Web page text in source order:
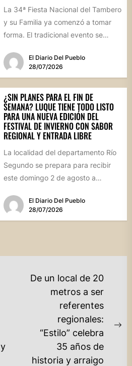
La 34ª Fiesta Nacional del Tambero
y su Familia ya comenzó a tomar
forma. El tradicional evento se
El Diario Del Pueblo
28/07/2026
¿SIN PLANES PARA EL FIN DE
SEMANA? LUQUE TIENE TODO LISTO
PARA UNA NUEVA EDICIÓN DEL
FESTIVAL DE INVIERNO CON SABOR
REGIONAL Y ENTRADA LIBRE
La localidad del departamento Río
Segundo se prepara para recibir
este domingo 2 de agosto a
El Diario Del Pueblo
28/07/2026
De un local de 20
metros a ser
referentes
regionales:
“Estilo” celebra
35 años de
historia y arraigo